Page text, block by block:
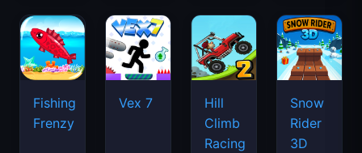
Fishing
Frenzy
Vex 7
Hill
Climb
Racing
Snow
Rider
3D